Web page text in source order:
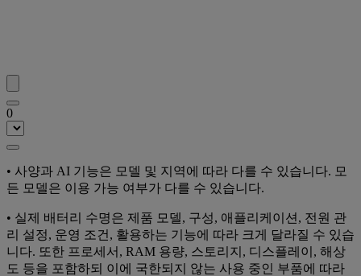
0
• 사양과 AI 기능은 모델 및 지역에 따라 다를 수 있습니다. 모
든 모델은 이용 가능 여부가 다를 수 있습니다.
• 실제 배터리 수명은 제품 모델, 구성, 애플리케이션, 전원 관
리 설정, 운영 조건, 활용하는 기능에 따라 크게 달라질 수 있습
니다. 또한 프로세서, RAM 용량, 스토리지, 디스플레이, 해상
도 등을 포함하되 이에 국한되지 않는 사용 중인 부품에 따라